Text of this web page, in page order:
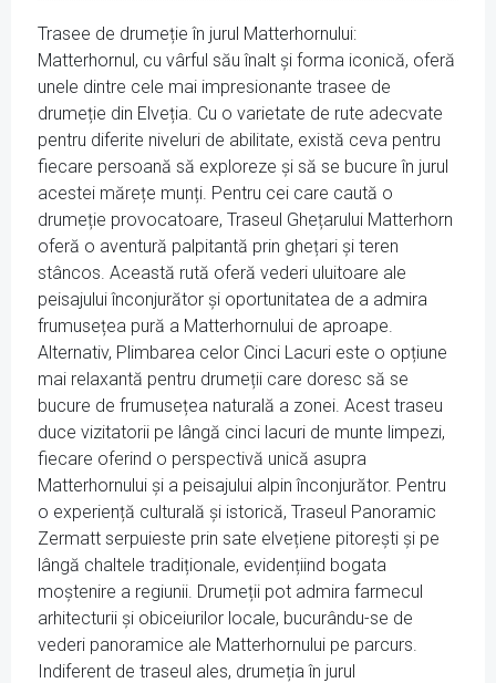
Trasee de drumeție în jurul Matterhornului:
Matterhornul, cu vârful său înalt și forma iconică, oferă
unele dintre cele mai impresionante trasee de
drumeție din Elveția. Cu o varietate de rute adecvate
pentru diferite niveluri de abilitate, există ceva pentru
fiecare persoană să exploreze și să se bucure în jurul
acestei mărețe munți. Pentru cei care caută o
drumeție provocatoare, Traseul Ghețarului Matterhorn
oferă o aventură palpitantă prin ghețari și teren
stâncos. Această rută oferă vederi uluitoare ale
peisajului înconjurător și oportunitatea de a admira
frumusețea pură a Matterhornului de aproape.
Alternativ, Plimbarea celor Cinci Lacuri este o opțiune
mai relaxantă pentru drumeții care doresc să se
bucure de frumusețea naturală a zonei. Acest traseu
duce vizitatorii pe lângă cinci lacuri de munte limpezi,
fiecare oferind o perspectivă unică asupra
Matterhornului și a peisajului alpin înconjurător. Pentru
o experiență culturală și istorică, Traseul Panoramic
Zermatt serpuieste prin sate elvețiene pitorești și pe
lângă chaltele tradiționale, evidențiind bogata
moștenire a regiunii. Drumeții pot admira farmecul
arhitecturii și obiceiurilor locale, bucurându-se de
vederi panoramice ale Matterhornului pe parcurs.
Indiferent de traseul ales, drumeția în jurul